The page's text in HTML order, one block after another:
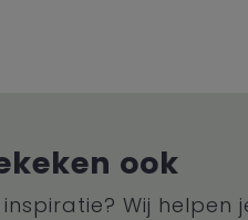
ook
Wij helpen